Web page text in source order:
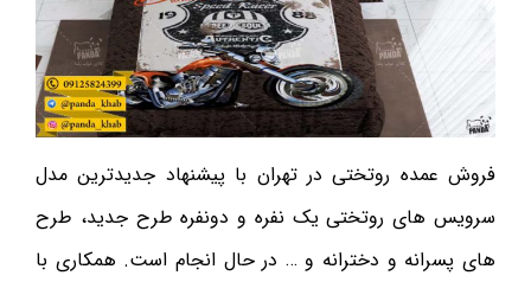
فروش عمده روتختی در تهران با پیشنهاد جدیدترین مدل
سرویس های روتختی یک نفره و دونفره طرح جدید، طرح
های پسرانه و دخترانه و … در حال انجام است. همکاری با